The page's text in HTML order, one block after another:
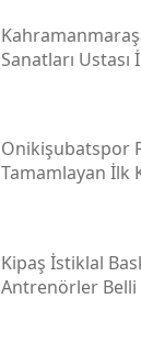
Kahramanmaraş
Sanatları Ustası
Onikişubatspor
Tamamlayan İlk
Kipaş İstiklal
Antrenörler Belli